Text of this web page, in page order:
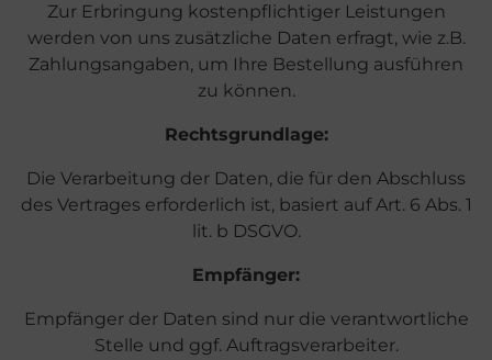
Zur Erbringung kostenpflichtiger Leistungen
werden von uns zusätzliche Daten erfragt, wie z.B.
Zahlungsangaben, um Ihre Bestellung ausführen
zu können.
Rechtsgrundlage:
Die Verarbeitung der Daten, die für den Abschluss
des Vertrages erforderlich ist, basiert auf Art. 6 Abs. 1
lit. b DSGVO.
Empfänger:
Empfänger der Daten sind nur die verantwortliche
Stelle und ggf. Auftragsverarbeiter.